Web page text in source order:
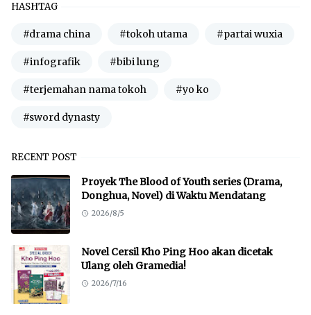
HASHTAG
#drama china #tokoh utama #partai wuxia
#infografik #bibi lung
#terjemahan nama tokoh #yo ko
#sword dynasty
RECENT POST
Proyek The Blood of Youth series (Drama,
Donghua, Novel) di Waktu Mendatang
2026/8/5
Novel Cersil Kho Ping Hoo akan dicetak
Ulang oleh Gramedia!
2026/7/16